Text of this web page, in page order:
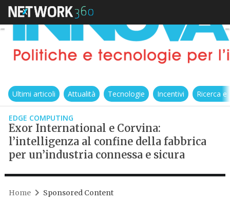
Ultimi articoli Attualità Tecnologie Incentivi Ricerca
EDGE COMPUTING
Exor International e Corvina:
l’intelligenza al confine della fabbrica
per un’industria connessa e sicura
Home Sponsored Content